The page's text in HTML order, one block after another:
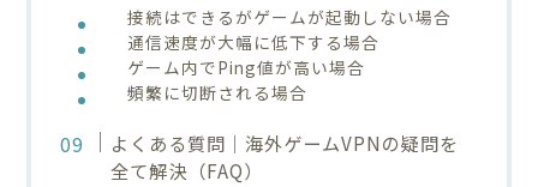
接続はできるがゲームが起動しない場合
通信速度が大幅に低下する場合
ゲーム内でPing値が高い場合
頻繁に切断される場合
よくある質問｜海外ゲームVPNの疑問を
全て解決（FAQ）